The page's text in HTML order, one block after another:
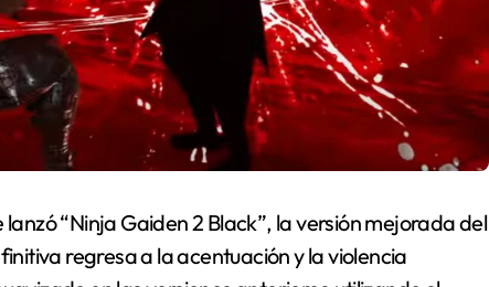
“Ninja Gaiden 2 Black”, la versión mejorada del
regresa a la acentuación y la violencia